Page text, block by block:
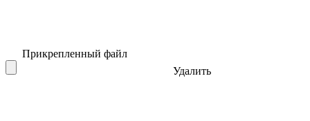
Прикрепленный файл
Удалить